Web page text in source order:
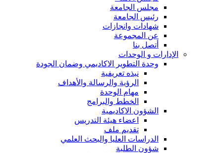
مجلس الجامعة
رئيس الجامعة
شهادات وانجازات
عن المجموعة
أتصل بنا
الإدارات و الوحدات
وحدة التطوير الاكاديمي وضمان الجودة
نبذه تعريفية
الرؤية والرسالة والأهداف
مهام الوحدة
الخطط والبرامج
الشؤون الاكاديمية
اعضاء هيئة التدريس
تقديم ملف
الدراسات العليا والبحث العلمي
شؤون الطلبة